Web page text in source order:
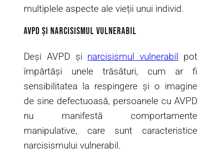
multiplele aspecte ale vieții unui individ.
AVPD și narcisismul vulnerabil
Deși AVPD și narcisismul vulnerabil pot
împărtăși unele trăsături, cum ar fi
sensibilitatea la respingere și o imagine
de sine defectuoasă, persoanele cu AVPD
nu manifestă comportamente
manipulative, care sunt caracteristice
narcisismului vulnerabil.